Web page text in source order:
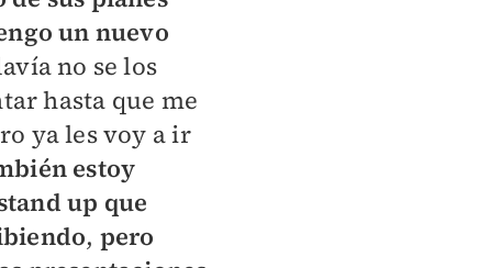
un nuevo
no se los
hasta que me
ya les voy a ir
estoy
up que
, pero